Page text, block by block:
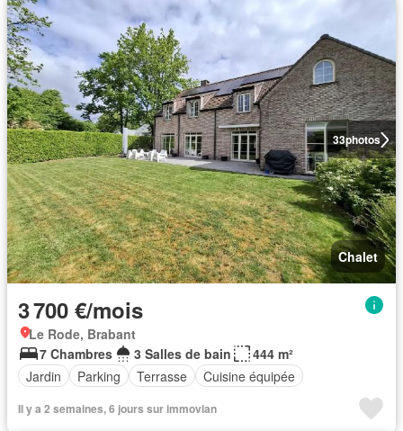
33photos
Chalet
3 700 €/mois
Le Rode, Brabant
7 Chambres
3 Salles de bain
444 m²
Jardin
Parking Terrasse Cuisine équipée
Il y a 2 semaines, 6 jours sur immovlan